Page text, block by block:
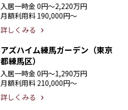
入居一時金 0円〜2,220万円
月額利用料 190,000円〜
詳しくみる
アズハイム練馬ガーデン（東京
都練馬区）
入居一時金 0円〜1,290万円
月額利用料 210,000円〜
詳しくみる